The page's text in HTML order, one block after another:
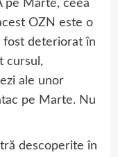
pe Marte, ceea
OZN este o
fost deteriorat în
cursul,
ale unor
pe Marte. Nu